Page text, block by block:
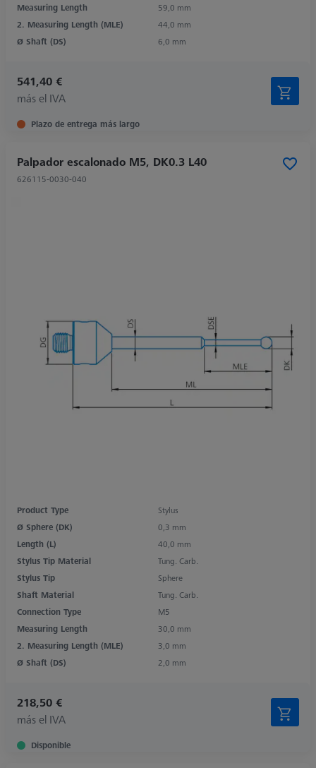
Measuring Length
59,0 mm
2. Measuring Length (MLE)
44,0 mm
Ø Shaft (DS)
6,0 mm
541,40 €
más el IVA
Plazo de entrega más largo
Palpador escalonado M5, DK0.3 L40
626115-0030-040
Product Type
Stylus
Ø Sphere (DK)
0,3 mm
Length (L)
40,0 mm
Stylus Tip Material
Tung. Carb.
Stylus Tip
Sphere
Shaft Material
Tung. Carb.
Connection Type
M5
Measuring Length
30,0 mm
2. Measuring Length (MLE)
3,0 mm
Ø Shaft (DS)
2,0 mm
218,50 €
más el IVA
Disponible